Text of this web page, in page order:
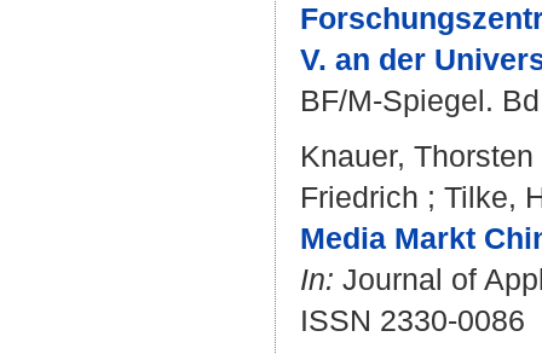
V. an der
BF/M-Spiegel.
Knauer, Thorsten
Friedrich ; Tilke,
Media Markt
In: Journal of
ISSN 2330-0086